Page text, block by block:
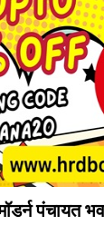
पंचायत